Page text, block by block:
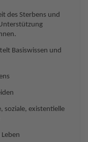
des Sterbens und
Basiswissen und
soziale, existentielle